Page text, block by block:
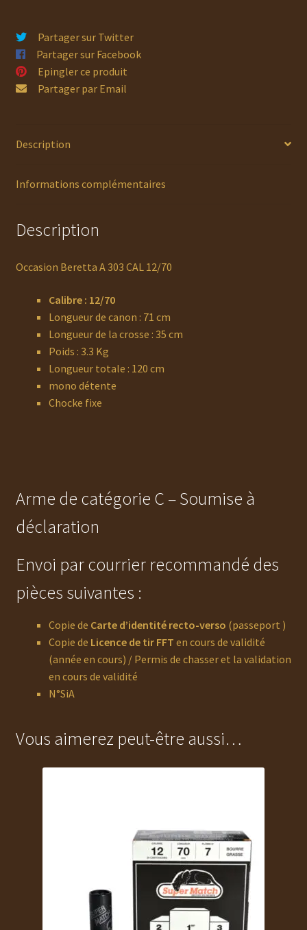
Partager sur Twitter
Partager sur Facebook
Epingler ce produit
Partager par Email
Description
Informations complémentaires
Description
Occasion Beretta A 303 CAL 12/70
Calibre : 12/70
Longueur de canon : 71 cm
Longueur de la crosse : 35 cm
Poids : 3.3 Kg
Longueur totale : 120 cm
mono détente
Chocke fixe
Arme de catégorie C – Soumise à
déclaration
Envoi par courrier recommandé des
pièces suivantes :
Copie de Carte d’identité recto-verso (passeport )
Copie de Licence de tir FFT en cours de validité
(année en cours) / Permis de chasser et la validation
en cours de validité
N°SiA
Vous aimerez peut-être aussi…